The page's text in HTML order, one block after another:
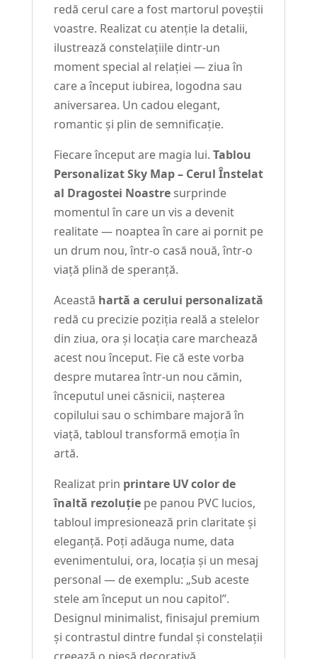
redă cerul care a fost martorul poveștii
voastre. Realizat cu atenție la detalii,
ilustrează constelațiile dintr-un
moment special al relației — ziua în
care a început iubirea, logodna sau
aniversarea. Un cadou elegant,
romantic și plin de semnificație.
Fiecare început are magia lui. Tablou
Personalizat Sky Map – Cerul Înstelat
al Dragostei Noastresurprinde
momentul în care un vis a devenit
realitate — noaptea în care ai pornit pe
un drum nou, într-o casă nouă, într-o
viață plină de speranță.
Această hartă a cerului personalizată
redă cu precizie poziția reală a stelelor
din ziua, ora și locația care marchează
acest nou început. Fie că este vorba
despre mutarea într-un nou cămin,
începutul unei căsnicii, nașterea
copilului sau o schimbare majoră în
viață, tabloul transformă emoția în
artă.
Realizat prin printare UV color de
înaltă rezoluțiepe panou PVC lucios,
tabloul impresionează prin claritate și
eleganță. Poți adăuga nume, data
evenimentului, ora, locația și un mesaj
personal — de exemplu: „Sub aceste
stele am început un nou capitol”.
Designul minimalist, finisajul premium
și contrastul dintre fundal și constelații
creează o piesă decorativă